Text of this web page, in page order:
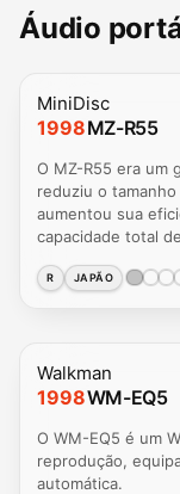
Áudio
MiniDisc
1998MZ-R55
O MZ-R55 era um
reduziu o
aumentou sua
capacidade total
R JAPÃO
Walkman
1998WM-EQ5
O WM-EQ5 é um
reprodução,
automática.